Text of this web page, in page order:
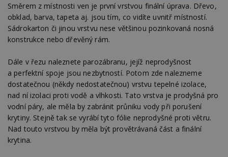
Směrem z místnosti ven je první vrstvou finální úprava. Dřevo,
obklad, barva, tapeta aj. jsou tím, co vidíte uvnitř místností.
Sádrokarton či jinou vrstvu nese většinou pozinkovaná nosná
konstrukce nebo dřevěný rám.
Dále v řezu naleznete parozábranu, jejíž neprodyšnost
a perfektní spoje jsou nezbytností. Potom zde nalezneme
dostatečnou (někdy nedostatečnou) vrstvu tepelné izolace,
nad ní izolaci proti vodě a vlhkosti. Tato vrstva je prodyšná pro
vodní páry, ale měla by zabránit průniku vody při porušení
krytiny. Stejně tak se vyrábí tyto fólie neprodyšné proti větru.
Nad touto vrstvou by měla být provětrávaná část a finální
krytina.